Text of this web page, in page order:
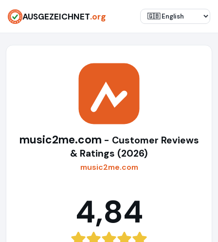
AUSGEZEICHNET.org
music2me.com - Customer Reviews
& Ratings (2026)
music2me.com
4,84